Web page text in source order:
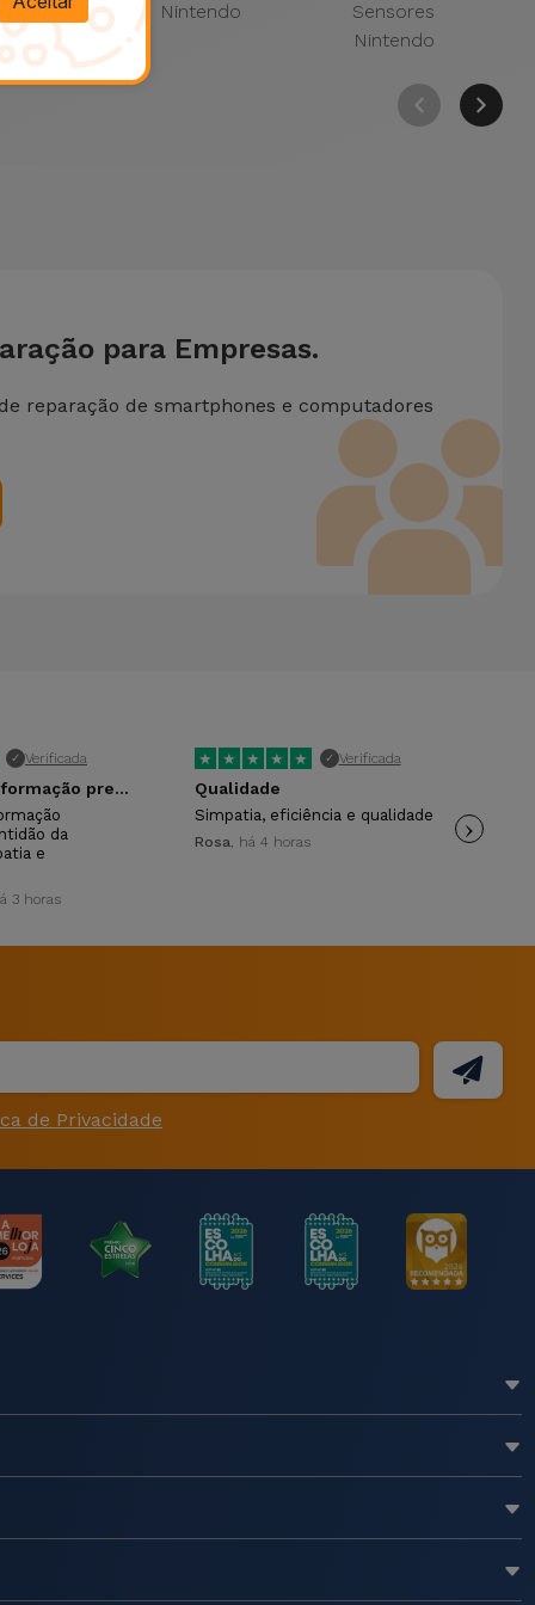
Nintendo
Sensores
Nintendo
para Empresas.
reparação de smartphones e computadores
✓ Verificada
A atenção e informação prestada.
da
e
3 horas
★ ★ ★ ★ ★ ✓ Verificada
Qualidade
Simpatia, eficiência e qualidade
Rosa, há 4 horas ›
de Privacidade